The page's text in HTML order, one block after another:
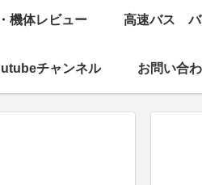
機体レビュー 高速バス バ
チャンネル お問い合